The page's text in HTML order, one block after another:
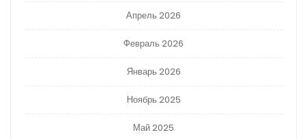
Апрель 2026
Февраль 2026
Январь 2026
Ноябрь 2025
Май 2025